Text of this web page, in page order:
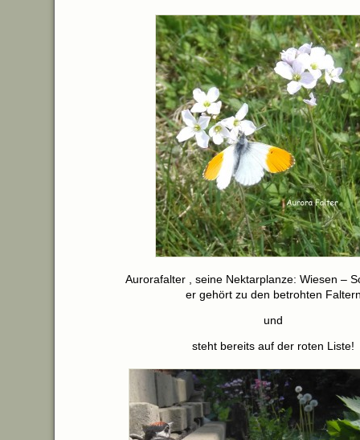
Aurorafalter , seine Nektarplanze: Wiesen –
er gehört zu den betrohten
und
steht bereits auf der roten Liste!